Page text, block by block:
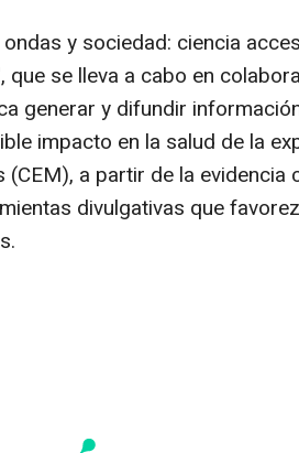
y sociedad: ciencia
se lleva a cabo en
generar y difundir
impacto en la salud de la
a partir de la evidencia
divulgativas que